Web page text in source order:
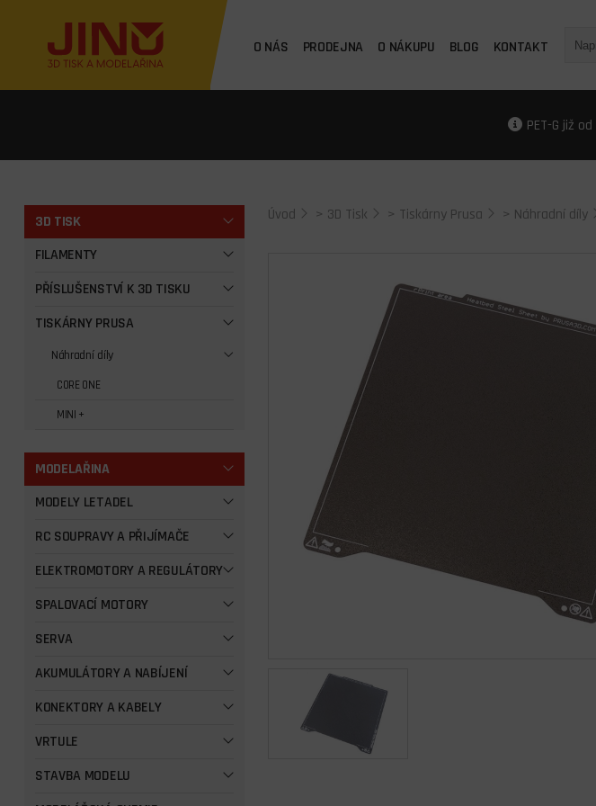
O NÁS PRODEJNA O NÁKUPU BLOG KONTAKT
PET-G již od
3D TISK
FILAMENTY
PŘÍSLUŠENSTVÍ K 3D TISKU
TISKÁRNY PRUSA
Náhradní díly
CORE ONE
MINI +
MODELAŘINA
MODELY LETADEL
RC SOUPRAVY A PŘIJÍMAČE
ELEKTROMOTORY A REGULÁTORY
SPALOVACÍ MOTORY
SERVA
AKUMULÁTORY A NABÍJENÍ
KONEKTORY A KABELY
VRTULE
STAVBA MODELU
Úvod > 3D Tisk > Tiskárny Prusa > Náhradní díly